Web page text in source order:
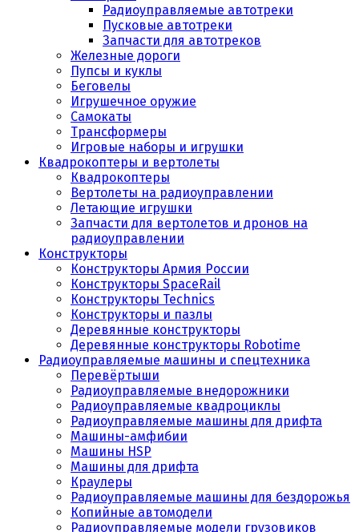
Радиоуправляемые автотреки
Пусковые автотреки
Запчасти для автотреков
Железные дороги
Пупсы и куклы
Беговелы
Игрушечное оружие
Самокаты
Трансформеры
Игровые наборы и игрушки
Квадрокоптеры и вертолеты
Квадрокоптеры
Вертолеты на радиоуправлении
Летающие игрушки
Запчасти для вертолетов и дронов на
радиоуправлении
Конструкторы
Конструкторы Армия России
Конструкторы SpaceRail
Конструкторы Technics
Конструкторы и пазлы
Деревянные конструкторы
Деревянные конструкторы Robotime
Радиоуправляемые машины и спецтехника
Перевёртыши
Радиоуправляемые внедорожники
Радиоуправляемые квадроциклы
Радиоуправляемые машины для дрифта
Машины-амфибии
Машины HSP
Машины для дрифта
Краулеры
Радиоуправляемые машины для бездорожья
Копийные автомодели
Радиоуправляемые модели грузовиков